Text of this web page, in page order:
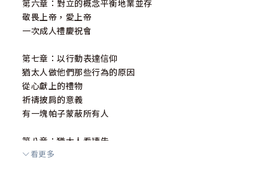
第六章：對立的概念平衡地業並存
敬畏上帝，愛上帝
一次成人禮慶祝會
第七章：以行動表達信仰
猶太人做他們那些行為的原因
從心獻上的禮物
祈禱披肩的意義
有一塊帕子蒙蔽所有人
第八章：猶太人看禱告
哈拿的禱告
看更多